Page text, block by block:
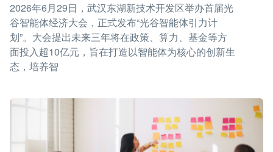
2026年6月29日，武汉东湖新技术开发区举办首届光
谷智能体经济大会，正式发布“光谷智能体引力计
划”。大会提出未来三年将在政策、算力、基金等方
面投入超10亿元，旨在打造以智能体为核心的创新生
态，培养智